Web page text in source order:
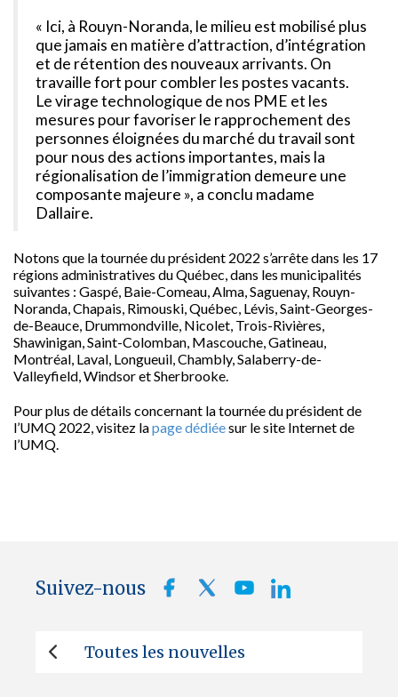
« Ici, à Rouyn-Noranda, le milieu est mobilisé plus
que jamais en matière d’attraction, d’intégration
et de rétention des nouveaux arrivants. On
travaille fort pour combler les postes vacants.
Le virage technologique de nos PME et les
mesures pour favoriser le rapprochement des
personnes éloignées du marché du travail sont
pour nous des actions importantes, mais la
régionalisation de l’immigration demeure une
composante majeure », a conclu madame
Dallaire.
Notons que la tournée du président 2022 s’arrête dans les 17
régions administratives du Québec, dans les municipalités
suivantes : Gaspé, Baie-Comeau, Alma, Saguenay, Rouyn-
Noranda, Chapais, Rimouski, Québec, Lévis, Saint-Georges-
de-Beauce, Drummondville, Nicolet, Trois-Rivières,
Shawinigan, Saint-Colomban, Mascouche, Gatineau,
Montréal, Laval, Longueuil, Chambly, Salaberry-de-
Valleyfield, Windsor et Sherbrooke.
Pour plus de détails concernant la tournée du président de
l’UMQ 2022, visitez lapage dédiéesur le site Internet de
l’UMQ.
Suivez-nous
Toutes les nouvelles